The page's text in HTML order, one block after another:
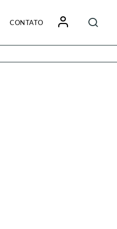
CONTATO
por: